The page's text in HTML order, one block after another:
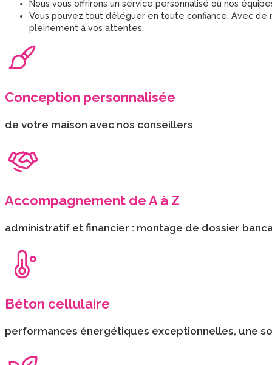
Nous vous offrirons un service personnalisé où nos
Vous pouvez tout déléguer en toute confiance. Avec de
pleinement à vos attentes.
Conception personnalisée
de votre maison avec nos conseillers
Accompagnement de A à Z
administratif et financier : montage de dossier
Béton cellulaire
performances énergétiques exceptionnelles, une